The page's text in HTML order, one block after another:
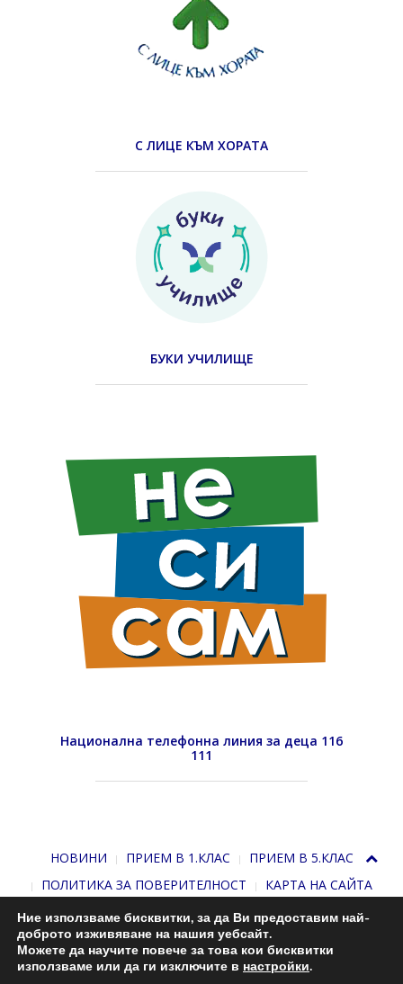
С ЛИЦЕ КЪМ ХОРАТА
БУКИ УЧИЛИЩЕ
Национална телефонна линия за деца 116
111
НОВИНИ ПРИЕМ В 1.КЛАС
ПРИЕМ В 5.КЛАС
ПОЛИТИКА ЗА ПОВЕРИТЕЛНОСТ
КАРТА НА САЙТА
Ние използваме бисквитки, за да Ви предоставим най-
доброто изживяване на нашия уебсайт.
Можете да научите повече за това кои бисквитки
използваме или да ги изключите в настройки.